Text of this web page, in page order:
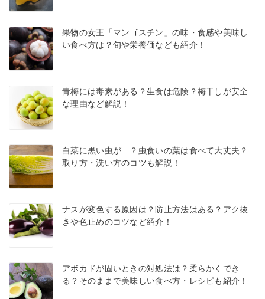
果物の女王「マンゴスチン」の味・食感や美味し
い食べ方は？旬や栄養価なども紹介！
青梅には毒素がある？生食は危険？梅干しが安全
な理由など解説！
白菜に黒い虫が…？虫食いの葉は食べて大丈夫？
取り方・洗い方のコツも解説！
ナスが変色する原因は？防止方法はある？アク抜
きや色止めのコツなど紹介！
アボカドが固いときの対処法は？柔らかくでき
る？そのままで美味しい食べ方・レシピも紹介！